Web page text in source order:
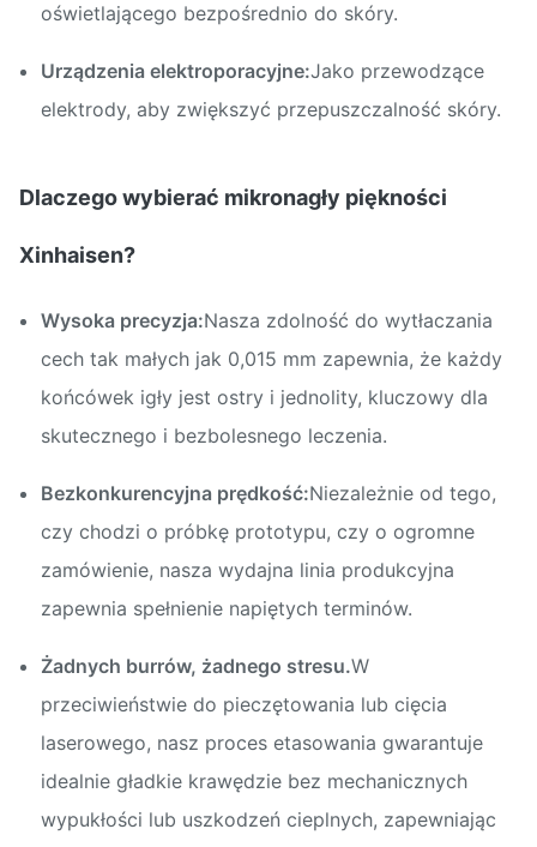
oświetlającego bezpośrednio do skóry.
Urządzenia elektroporacyjne:Jako przewodzące
elektrody, aby zwiększyć przepuszczalność skóry.
Dlaczego wybierać mikronagły piękności
Xinhaisen?
Wysoka precyzja:Nasza zdolność do wytłaczania
cech tak małych jak 0,015 mm zapewnia, że każdy
końcówek igły jest ostry i jednolity, kluczowy dla
skutecznego i bezbolesnego leczenia.
Bezkonkurencyjna prędkość:Niezależnie od tego,
czy chodzi o próbkę prototypu, czy o ogromne
zamówienie, nasza wydajna linia produkcyjna
zapewnia spełnienie napiętych terminów.
Żadnych burrów, żadnego stresu.W
przeciwieństwie do pieczętowania lub cięcia
laserowego, nasz proces etasowania gwarantuje
idealnie gładkie krawędzie bez mechanicznych
wypukłości lub uszkodzeń cieplnych, zapewniając